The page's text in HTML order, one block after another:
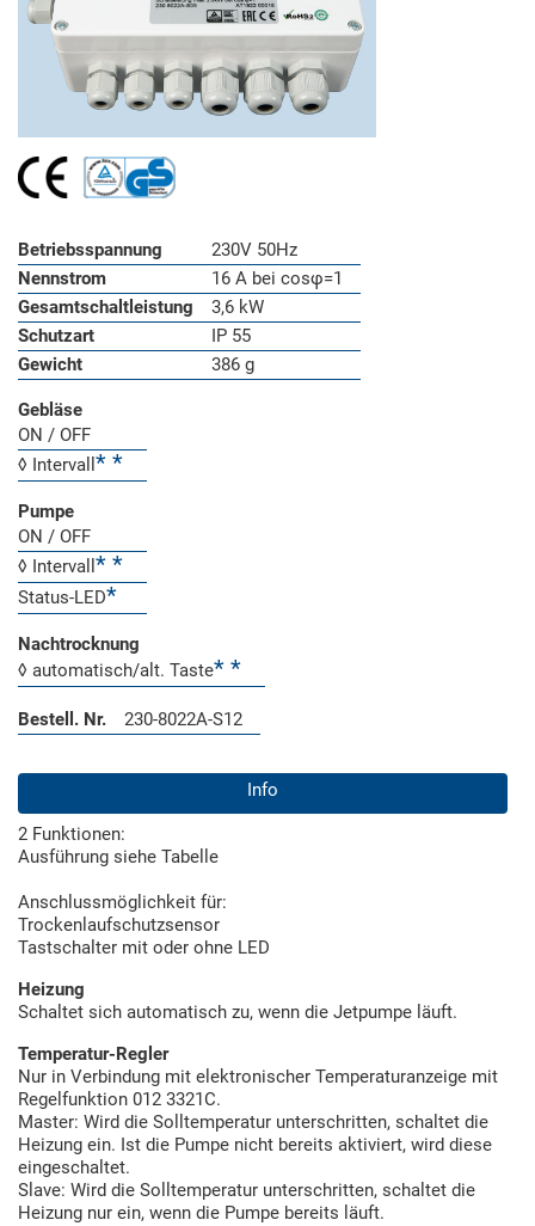
Betriebsspannung
230V 50Hz
Nennstrom
16 A bei cosφ=1
Gesamtschaltleistung
3,6 kW
Schutzart
IP 55
Gewicht
386 g
Gebläse
ON / OFF
◊ Intervall
Pumpe
ON / OFF
◊ Intervall
Status-LED
Nachtrocknung
◊ automatisch/alt. Taste
Bestell. Nr. 230-8022A-S12
Info
2 Funktionen:
Ausführung siehe Tabelle
Anschlussmöglichkeit für:
Trockenlaufschutzsensor
Tastschalter mit oder ohne LED
Heizung
Schaltet sich automatisch zu, wenn die Jetpumpe läuft.
Temperatur-Regler
Nur in Verbindung mit elektronischer Temperaturanzeige mit
Regelfunktion 012 3321C.
Master: Wird die Solltemperatur unterschritten, schaltet die
Heizung ein. Ist die Pumpe nicht bereits aktiviert, wird diese
eingeschaltet.
Slave: Wird die Solltemperatur unterschritten, schaltet die
Heizung nur ein, wenn die Pumpe bereits läuft.